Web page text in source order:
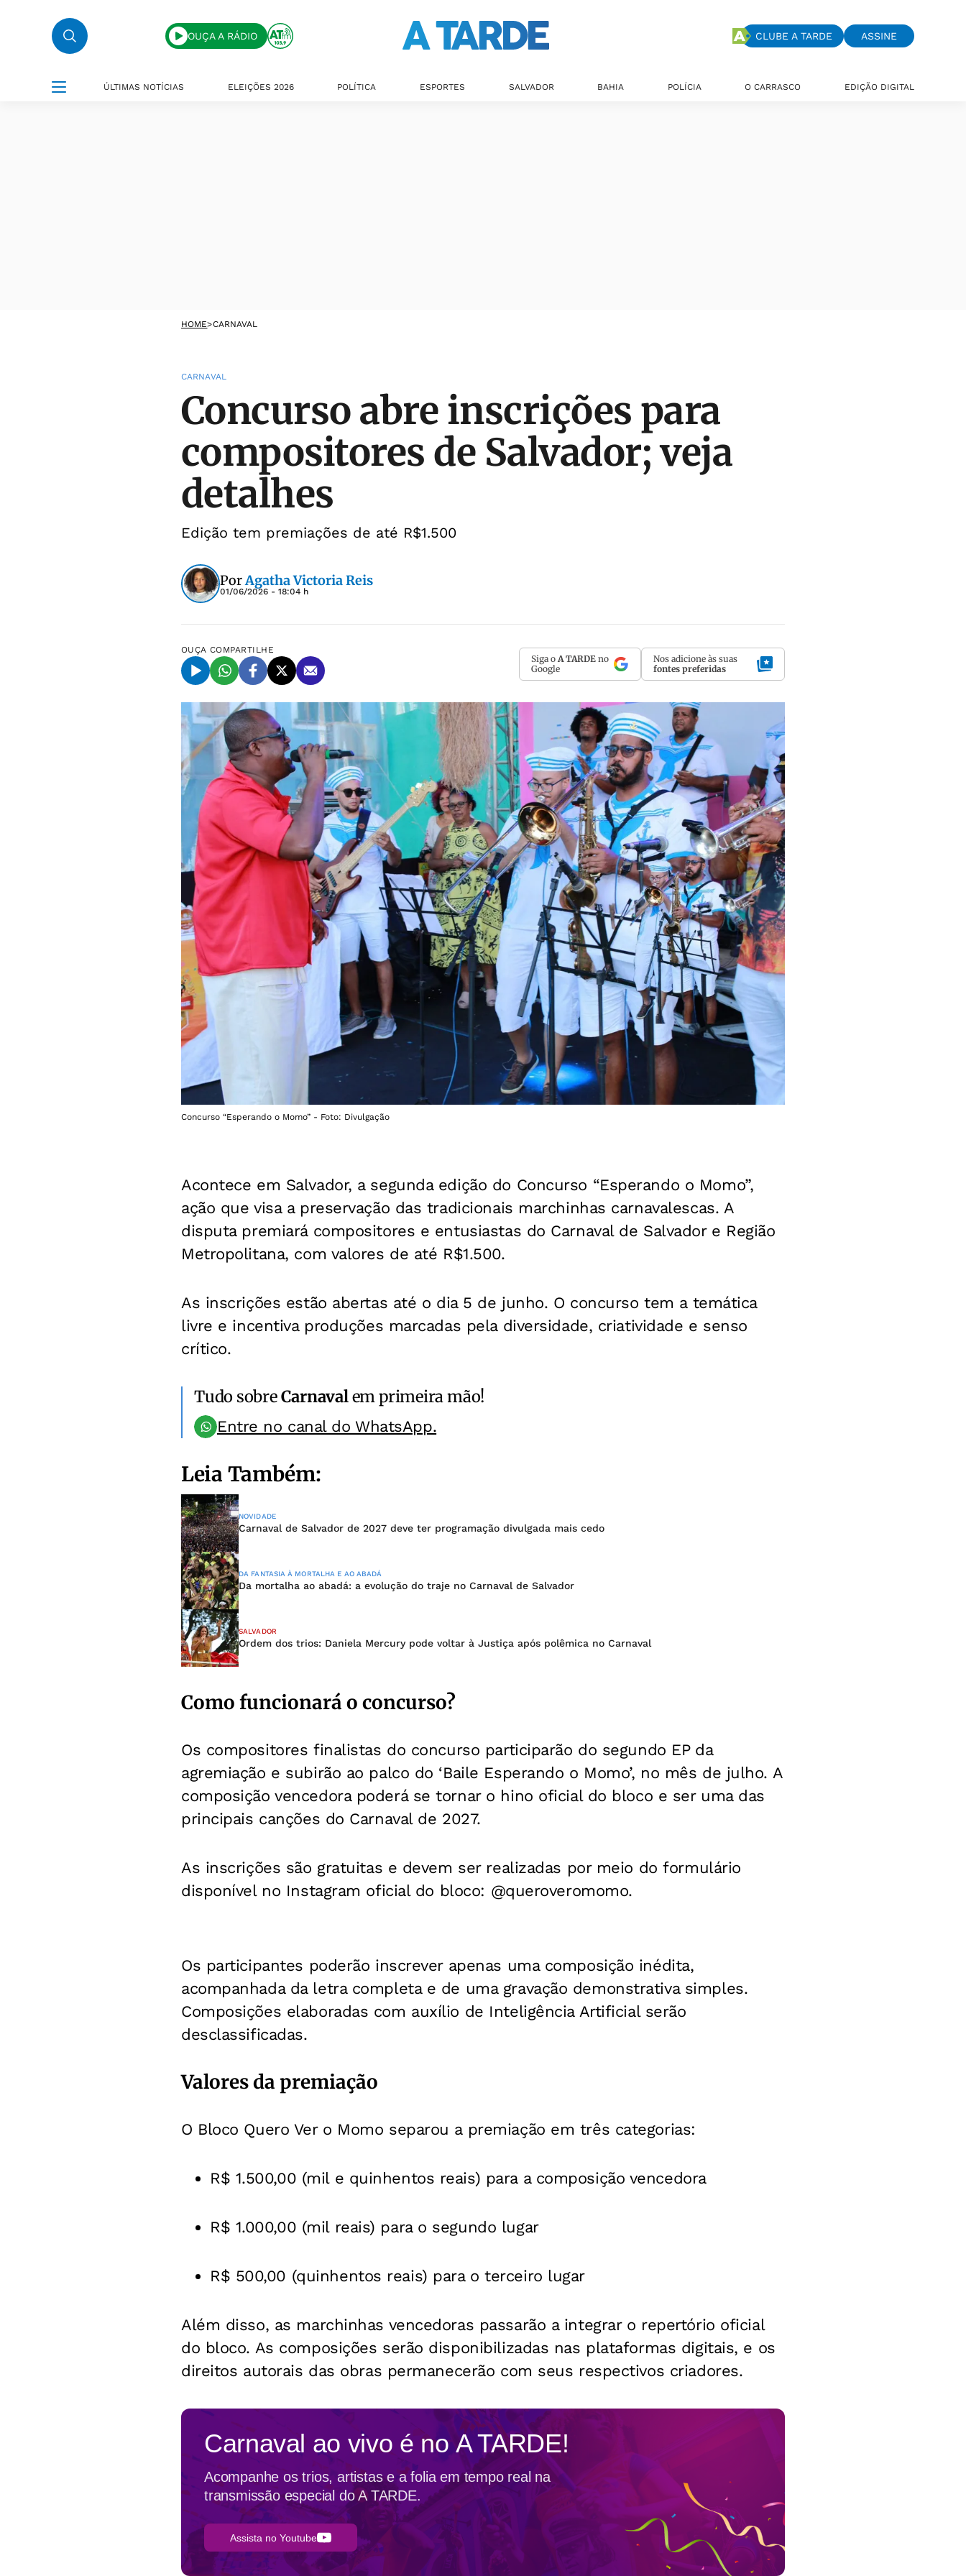
OUÇA A RÁDIO CLUBE A TARDE ASSINE
ÚLTIMAS NOTÍCIAS ELEIÇÕES 2026 POLÍTICA ESPORTES SALVADOR BAHIA POLÍCIA O CARRASCO EDIÇÃO DIGITAL
HOME>CARNAVAL
CARNAVAL
Concurso abre inscrições para
compositores de Salvador; veja
detalhes
Edição tem premiações de até R$1.500
PorAgatha Victoria Reis
01/06/2026 - 18:04 h
OUÇA COMPARTILHE
Siga o A TARDE no
Google
Nos adicione às suas
fontes preferidas
Concurso “Esperando o Momo” - Foto: Divulgação
Acontece em Salvador, a segunda edição do Concurso “Esperando o Momo”,
ação que visa a preservação das tradicionais marchinhas carnavalescas. A
disputa premiará compositores e entusiastas do Carnaval de Salvador e Região
Metropolitana, com valores de até R$1.500.
As inscrições estão abertas até o dia 5 de junho. O concurso tem a temática
livre e incentiva produções marcadas pela diversidade, criatividade e senso
crítico.
Tudo sobreCarnavalem primeira mão!
Entre no canal do WhatsApp.
Leia Também:
NOVIDADE
Carnaval de Salvador de 2027 deve ter programação divulgada mais cedo
DA FANTASIA À MORTALHA E AO ABADÁ
Da mortalha ao abadá: a evolução do traje no Carnaval de Salvador
SALVADOR
Ordem dos trios: Daniela Mercury pode voltar à Justiça após polêmica no Carnaval
Como funcionará o concurso?
Os compositores finalistas do concurso participarão do segundo EP da
agremiação e subirão ao palco do ‘Baile Esperando o Momo’, no mês de julho. A
composição vencedora poderá se tornar o hino oficial do bloco e ser uma das
principais canções do Carnaval de 2027.
As inscrições são gratuitas e devem ser realizadas por meio do formulário
disponível no Instagram oficial do bloco: @queroveromomo.
Os participantes poderão inscrever apenas uma composição inédita,
acompanhada da letra completa e de uma gravação demonstrativa simples.
Composições elaboradas com auxílio de Inteligência Artificial serão
desclassificadas.
Valores da premiação
O Bloco Quero Ver o Momo separou a premiação em três categorias:
R$ 1.500,00 (mil e quinhentos reais) para a composição vencedora
R$ 1.000,00 (mil reais) para o segundo lugar
R$ 500,00 (quinhentos reais) para o terceiro lugar
Além disso, as marchinhas vencedoras passarão a integrar o repertório oficial
do bloco. As composições serão disponibilizadas nas plataformas digitais, e os
direitos autorais das obras permanecerão com seus respectivos criadores.
Carnaval ao vivo é noA TARDE!
Acompanhe os trios, artistas e a folia em tempo real na
transmissão especial do A TARDE.
Assista no Youtube